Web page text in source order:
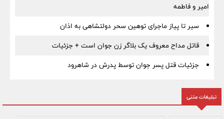
امیر و فاطمه
سیر تا پیاز ماجرای توهین سحر دولتشاهی به اذان
قاتل مداح معروف یک بلاگر زن جوان است + جزئیات
جزئیات قتل پسر جوان توسط پدرش در شاهرود
تبلیغات متنی